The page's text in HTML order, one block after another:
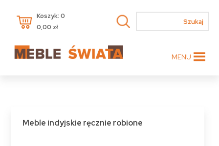
Koszyk: 0
0,00 zł
MENU
Meble indyjskie ręcznie robione